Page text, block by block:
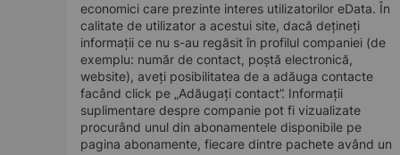
economici care prezinte interes utilizatorilor eData. În
calitate de utilizator a acestui site, dacă dețineți
informații ce nu s-au regăsit în profilul companiei (de
exemplu: număr de contact, poștă electronică,
website), aveți posibilitatea de a adăuga contacte
facând click pe „Adăugați contact”. Informații
suplimentare despre companie pot fi vizualizate
procurând unul din abonamentele disponibile pe
pagina abonamente, fiecare dintre pachete având un